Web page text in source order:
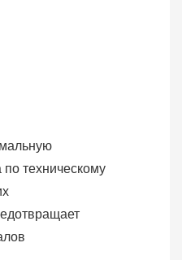
техническому